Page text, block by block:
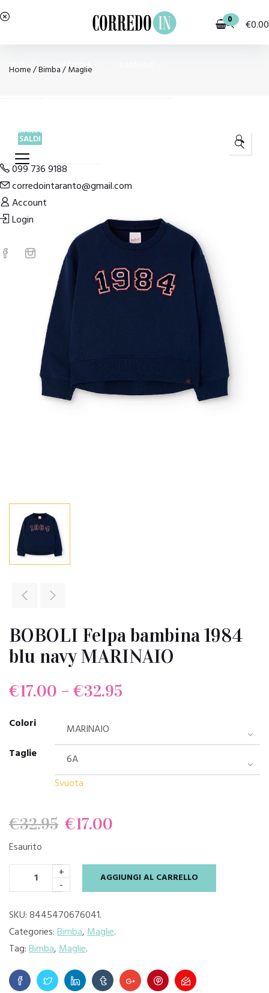
0 €0.00
OUTLET BAMBINA
PIGIAMI E HOMEWEAR
099 736 9188
corredointaranto@gmail.com
Account
Login
Home/Bimba/Maglie
SALDI 🔍
BOBOLI Felpa bambina 1984
blu navy MARINAIO
€17.00 – €32.95
Colori
Taglie
Svuota
€32.95 Il
originale
era:
€32.95.
€17.00
attuale
Esaurito
+
-
AGGIUNGI AL CARRELLO
SKU:8445470676041.
Categories:Bimba,Maglie.
Tag:Bimba,Maglie.